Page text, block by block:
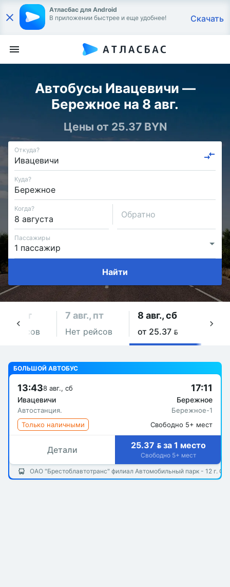
Атласбас для Android
В приложении быстрее и еще удобнее!
Скачать
Автобусы Ивацевичи —
Бережное на 8 авг.
Цены от 25.37 BYN
Откуда?
Куда?
Когда?
Обратно
Пассажиры
Найти
чт
рейсов
7 авг., пт
Нет рейсов
8 авг., сб
от 25.37 
БОЛЬШОЙ АВТОБУС
13:438 авг., сб
Ивацевичи
Автостанция.
17:11
Бережное
Бережное-1
Только наличными
Свободно 5+ мест
Детали 25.37  за 1 место
Свободно 5+ мест
ОАО "Брестоблавтотранс" филиал Автомобильный парк - 12 г.